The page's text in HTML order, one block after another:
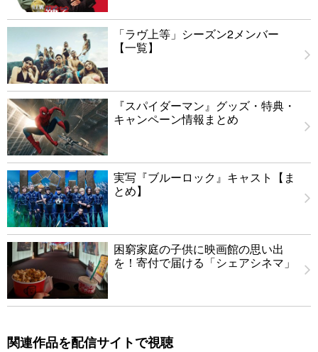
「ラヴ上等」シーズン2メンバー
【一覧】
『スパイダーマン』グッズ・特典・
キャンペーン情報まとめ
実写『ブルーロック』キャスト【ま
とめ】
困窮家庭の子供に映画館の思い出
を！寄付で届ける「シェアシネマ」
関連作品を配信サイトで視聴